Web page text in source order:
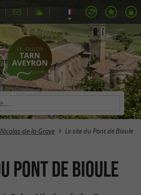
de-la-Grave Le site du Pont de Bioule
Pont de Bioule